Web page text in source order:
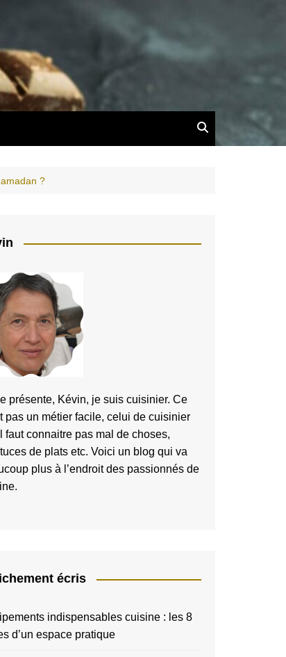
?
présente, Kévin, je suis cuisinier. Ce
pas un métier facile, celui de cuisinier
faut connaitre pas mal de choses,
de plats etc. Voici un blog qui va
plus à l’endroit des passionnés de
écris
indispensables cuisine : les 8
d’un espace pratique